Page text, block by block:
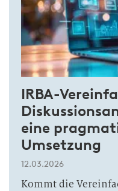
IRBA-
eine
Umsetzung
12.03.2026
Kommt die